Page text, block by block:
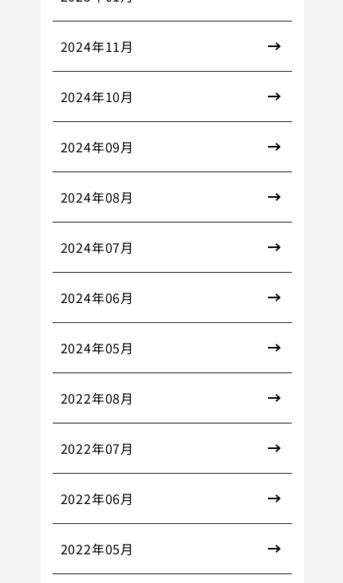
2024年11月
2024年10月
2024年09月
2024年08月
2024年07月
2024年06月
2024年05月
2022年08月
2022年07月
2022年06月
2022年05月